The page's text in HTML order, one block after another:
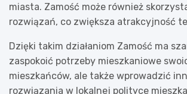
miasta. Zamość może również
rozwiązań, co zwiększa atrakcyjność
Dzięki takim działaniom Zamość ma
zaspokoić potrzeby mieszkaniowe
mieszkańców, ale także wprowadzić
rozwiązania w lokalnej polityce